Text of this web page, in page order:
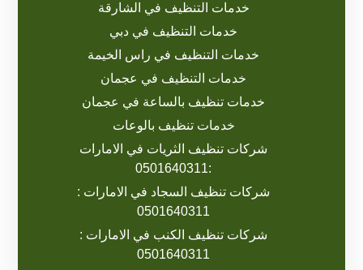
خدمات التنظيف في الشارقة
خدمات التنظيف في دبي
خدمات التنظيف في راس الخيمة
خدمات التنظيف في عجمان
خدمات تنظيف بالساعة في عجمان
خدمات تنظيف بالوعات
شركات تنظيف الثريات في الامارات
:0501640311
شركات تنظيف السجاد في الامارات :
0501640311
شركات تنظيف الكنب في الامارات :
0501640311